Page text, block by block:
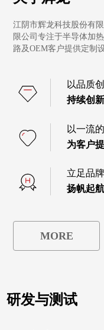
江阴市辉龙科技股份有
限公司专注于半导体加
路及OEM客户提供定制
以品质
持续创
以一流
为客户
立足品
扬帆起
MORE
研发与测试